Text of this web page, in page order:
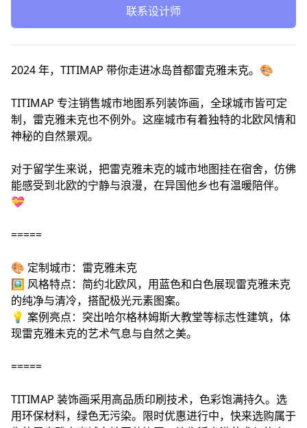
联系设计师
2024 年，TITIMAP 带你走进冰岛首都雷克雅未克。🎨
TITIMAP 专注销售城市地图系列装饰画，全球城市皆可定
制，雷克雅未克也不例外。这座城市有着独特的北欧风情和
神秘的自然景观。
对于留学生来说，把雷克雅未克的城市地图挂在宿舍，仿佛
能感受到北欧的宁静与浪漫，在异国他乡也有温暖陪伴。
💝
=====
🎨 定制城市：雷克雅未克
🖼️ 风格特点：简约北欧风，用蓝色和白色展现雷克雅未克
的纯净与清冷，搭配极光元素图案。
💡 案例亮点：突出哈尔格林姆斯大教堂等标志性建筑，体
现雷克雅未克的艺术气息与自然之美。
=====
TITIMAP 装饰画采用高品质印刷技术，色彩饱满持久。选
用环保材料，绿色无污染。限时优惠进行中，快来选购属于